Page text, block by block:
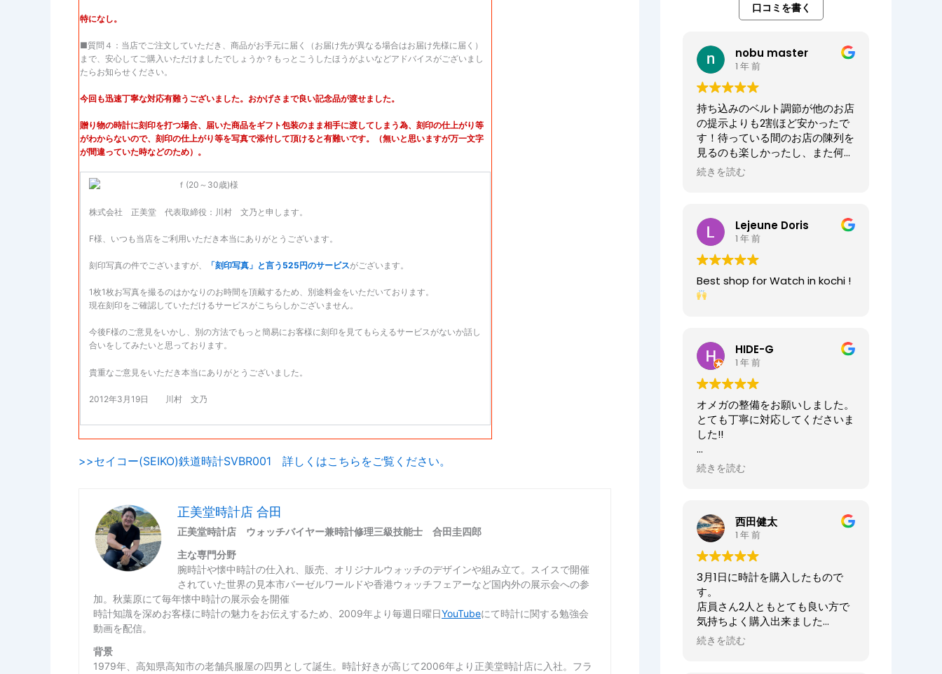
特になし。
■質問４：当店でご注文していただき、商品がお手元に届く（お届け先が異なる場合はお届け先様に届く）
まで、安心してご購入いただけましたでしょうか？もっとこうしたほうがよいなどアドバイスがございまし
たらお知らせください。
今回も迅速丁寧な対応有難うございました。おかげさまで良い記念品が渡せました。
贈り物の時計に刻印を打つ場合、届いた商品をギフト包装のまま相手に渡してしまう為、刻印の仕上がり等
がわからないので、刻印の仕上がり等を写真で添付して頂けると有難いです。（無いと思いますが万一文字
が間違っていた時などのため）。
ｆ(20～30歳)様
株式会社 正美堂 代表取締役：川村 文乃と申します。
F様、いつも当店をご利用いただき本当にありがとうございます。
刻印写真の件でございますが、 「刻印写真」と言う525円のサービスがございます。
1枚1枚お写真を撮るのはかなりのお時間を頂戴するため、別途料金をいただいております。
現在刻印をご確認していただけるサービスがこちらしかございません。
今後F様のご意見をいかし、別の方法でもっと簡易にお客様に刻印を見てもらえるサービスがないか話し
合いをしてみたいと思っております。
貴重なご意見をいただき本当にありがとうございました。
2012年3月19日 川村 文乃
>>セイコー(SEIKO)鉄道時計SVBR001 詳しくはこちらをご覧ください。
正美堂時計店 合田
正美堂時計店 ウォッチバイヤー兼時計修理三級技能士 合田圭四郎
主な専門分野
腕時計や懐中時計の仕入れ、販売、オリジナルウォッチのデザインや組み立て。スイスで開催
されていた世界の見本市バーゼルワールドや香港ウォッチフェアーなど国内外の展示会への参
加。秋葉原にて毎年懐中時計の展示会を開催
時計知識を深めお客様に時計の魅力をお伝えするため、2009年より毎週日曜日YouTubeにて時計に関する勉強会
動画を配信。
背景
1979年、高知県高知市の老舗呉服屋の四男として誕生。時計好きが高じて2006年より正美堂時計店に入社。フラ
口コミを書く
nobu master
1 年 前
持ち込みのベルト調節が他のお店
の提示よりも2割ほど安かったで
す！待っている間のお店の陳列を
見るのも楽しかったし、また何か
あればお願いしたいお店でした。
た。店員の方が親切なのに加え、
時計がお好きなのが伝わってきま
すし、寄り添った接客をしてくれ
ましたので、買い物が気持ちよく
できました。また、おすすめ通り
交換したベルトもガラッと雰囲気
と仕事がマッチしたご商売は人の
心を豊かにするんだなぁと感じ入
りました。ありがとうございま
す。
オーナーからの返信
先日はベルト調整のご依頼誠にあ
店内も楽しんでいただけて何より
でございます。
ませ。
続きを読む
Lejeune Doris
1 年 前
Best shop for Watch in kochi !
HIDE-G
1 年 前
オメガの整備をお願いしました。
とても丁寧に対応してくださいま
した!!
オーナーからの返信
HIDE-G様
正美堂時計店でございます。
この度は大切な時計の修理をお任
せいただき誠にありがとうござい
ます。
また、嬉しい口コミも誠にありが
とうございます！！
何度も来ていただき申し訳ござい
ませんでした。
続きを読む
西田健太
1 年 前
3月1日に時計を購入したもので
す。
店員さん2人ともとても良い方で
気持ちよく購入出来ました
ありがとうございました
続きを読む